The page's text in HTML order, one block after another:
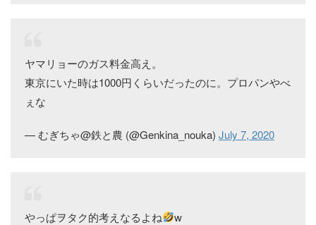
ヤマリョーのガス料金高え。
東京にいた時は1000円くらいだったのに。プロパンやべ
ぇな
— むぎちゃ@鉄と農 (@Genkina_nouka) July 7, 2020
やっぱヲタク的考えなるよね w